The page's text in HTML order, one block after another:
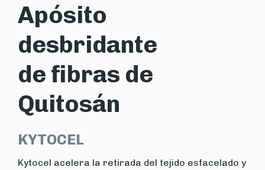
Apósito
desbridante
de fibras de
Quitosán
KYTOCEL
Kytocel acelera la retirada del tejido esfacelado y